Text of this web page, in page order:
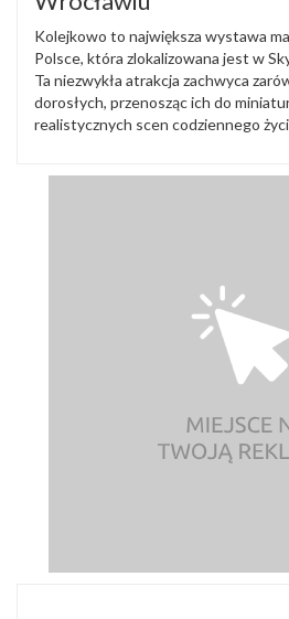
Kolejkowo to największa wystawa
Polsce, która zlokalizowana jest w
Ta niezwykła atrakcja zachwyca
dorosłych, przenosząc ich do
realistycznych scen codziennego